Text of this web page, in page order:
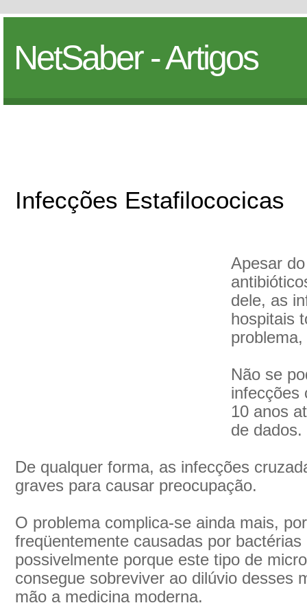
NetSaber - Artigos
Infecções Estafilococicas
Apesar
dele, as
hospitais
Não se
infecções
10 anos
de dados.
De qualquer forma, as infecções
graves para causar preocupação.
O problema complica-se ainda mais,
freqüentemente causadas por
possivelmente porque este tipo de
consegue sobreviver ao dilúvio desses
mão a medicina moderna.